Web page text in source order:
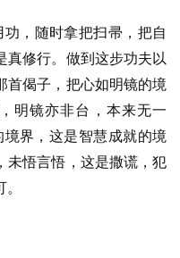
，随时拿把扫帚，把自
真修行。做到这步功夫以
首偈子，把心如明镜的境
明镜亦非台，本来无一
界，这是智慧成就的境
未悟言悟，这是撒谎，犯